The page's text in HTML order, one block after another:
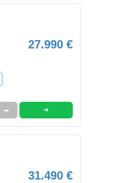
27.990 €
➦ ➜
31.490 €